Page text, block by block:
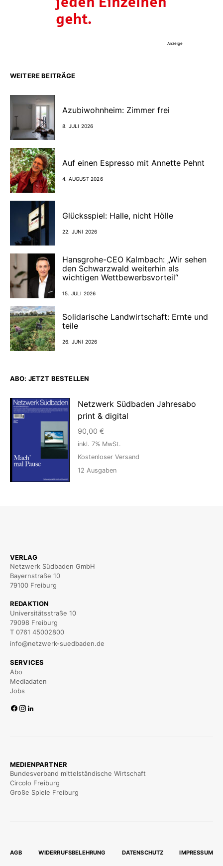
Anzeige
WEITERE BEITRÄGE
Azubiwohnheim: Zimmer frei
8. JULI 2026
Auf einen Espresso mit Annette Pehnt
4. AUGUST 2026
Glücksspiel: Halle, nicht Hölle
22. JUNI 2026
Hansgrohe-CEO Kalmbach: „Wir sehen
den Schwarzwald weiterhin als
wichtigen Wettbewerbsvorteil“
15. JULI 2026
Solidarische Landwirtschaft: Ernte und
teile
26. JUNI 2026
ABO: JETZT BESTELLEN
Netzwerk Südbaden Jahresabo
print & digital
90,00 €
inkl. 7% MwSt.
Kostenloser Versand
12 Ausgaben
VERLAG
Netzwerk Südbaden GmbH
Bayernstraße 10
79100 Freiburg
REDAKTION
Universitätsstraße 10
79098 Freiburg
T 0761 45002800
info@netzwerk-suedbaden.de
SERVICES
Abo
Mediadaten
Jobs
MEDIENPARTNER
Bundesverband mittelständische Wirtschaft
Circolo Freiburg
Große Spiele Freiburg
AGB WIDERRUFSBELEHRUNG DATENSCHUTZ IMPRESSUM